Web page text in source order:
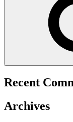
Recent
Archives